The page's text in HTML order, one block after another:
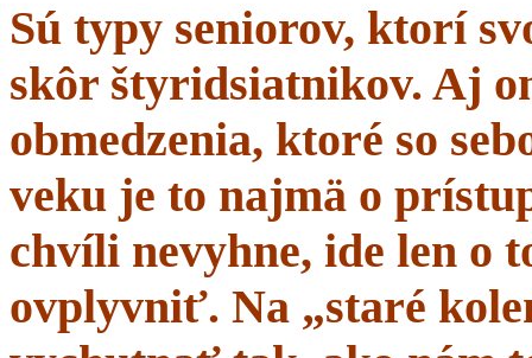
Sú typy seniorov, ktorí
skôr štyridsiatnikov. Aj
obmedzenia, ktoré so
veku je to najmä o
chvíli nevyhne, ide len o
ovplyvniť. Na „staré